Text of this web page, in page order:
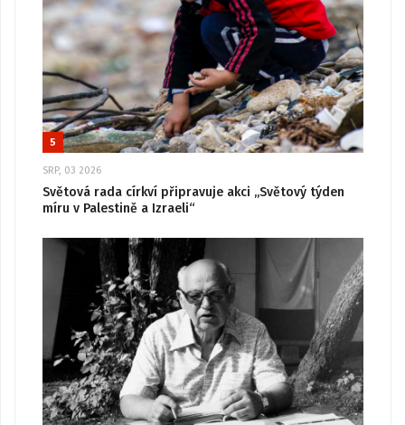
5
SRP, 03 2026
Světová rada církví připravuje akci „Světový týden
míru v Palestině a Izraeli“